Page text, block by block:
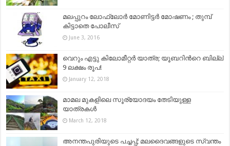
മലപ്പുറം ലോഫ്ലോര്‍ മോണിട്ടര്‍ മോഷണം ; തുമ്പ്
കിട്ടാതെ പോലീസ്
June 3, 2016
വെറും എട്ടു കിലോമീറ്റർ യാത്ര; യൂബറിന്‍റെ ബില്ല്
9 ലക്ഷം രൂപ!
January 12, 2018
മാമല മുകളിലെ സൂര്യോദയം തേടിയുള്ള
യാത്രകൾ
March 12, 2018
അനന്തപുരിയുടെ പച്ചപ്പ്; മലദൈവങ്ങളുടെ സ്വന്തം